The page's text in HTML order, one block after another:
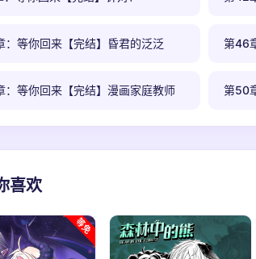
：等你回来【完结】昏君的泛泛 第46
：等你回来【完结】漫画家庭教师 第50
喜欢